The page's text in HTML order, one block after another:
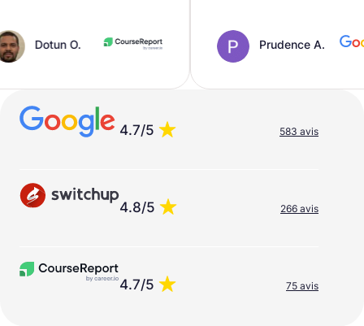
Prudence A.
4.7/5 583 avis
4.8/5 266 avis
4.7/5 75 avis